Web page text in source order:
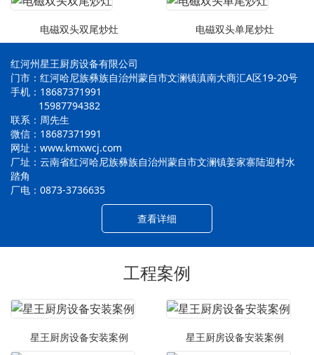
电磁双头双尾炒灶 电磁双头单尾炒灶
红河州星王厨房设备有限公司
门市：红河哈尼族彝族自治州蒙自市文澜镇滇南大商汇A区19-20号
手机：18687371991
15987794382
联系：周先生
微信：18687371991
网址：www.kmxwcj.com
厂址：云南省红河哈尼族彝族自治州蒙自市文澜镇姜家寨陆迎村水
踏角
厂电：0873-3736635
查看详细
工程案例
星王厨房设备安装案例 星王厨房设备安装案例